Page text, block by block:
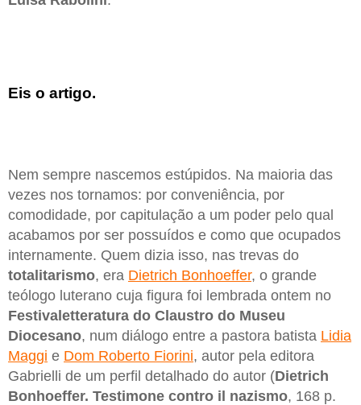
Eis o artigo.
Nem sempre nascemos estúpidos. Na maioria das
vezes nos tornamos: por conveniência, por
comodidade, por capitulação a um poder pelo qual
acabamos por ser possuídos e como que ocupados
internamente. Quem dizia isso, nas trevas do
totalitarismo, era Dietrich Bonhoeffer, o grande
teólogo luterano cuja figura foi lembrada ontem no
Festivaletteratura do Claustro do Museu
Diocesano, num diálogo entre a pastora batista Lidia
Maggi e Dom Roberto Fiorini, autor pela editora
Gabrielli de um perfil detalhado do autor (Dietrich
Bonhoeffer. Testimone contro il nazismo, 168 p.